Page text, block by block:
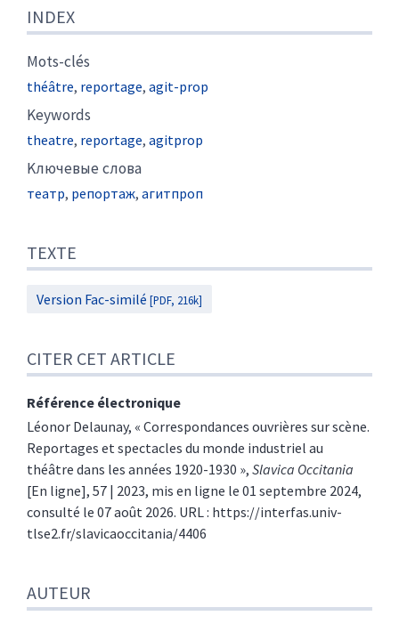
INDEX
Mots-clés
théâtre, reportage, agit-prop
Keywords
theatre, reportage, agitprop
Kлючевые слова
театр, репортаж, агитпроп
TEXTE
Version Fac-similé [PDF, 216k]
CITER CET ARTICLE
Référence électronique
Léonor Delaunay, « Correspondances ouvrières sur scène.
Reportages et spectacles du monde industriel au
théâtre dans les années 1920-1930 », Slavica Occitania
[En ligne], 57 | 2023, mis en ligne le 01 septembre 2024,
consulté le 07 août 2026. URL : https://interfas.univ-
tlse2.fr/slavicaoccitania/4406
AUTEUR